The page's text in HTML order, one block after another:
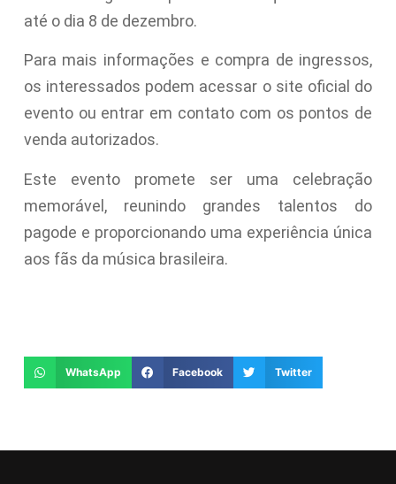
até o dia 8 de dezembro.
Para mais informações e compra de ingressos,
os interessados podem acessar o site oficial do
evento ou entrar em contato com os pontos de
venda autorizados.
Este evento promete ser uma celebração
memorável, reunindo grandes talentos do
pagode e proporcionando uma experiência única
aos fãs da música brasileira.
WhatsApp Facebook Twitter